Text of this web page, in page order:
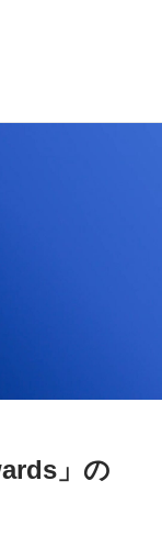
ナリスト発表
」の